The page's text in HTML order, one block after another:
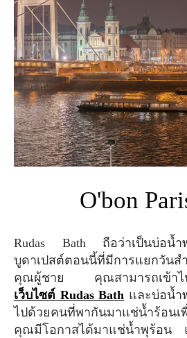
O'bon
Rudas Bath ถือว่าเป็นบ่อน้ำพุร้อนบ่อเดียวในเมือง
บูดาเปสต์ตอนนี้ที่มีการแยกวัน
คุณผู้ชาย คุณสามารถเข้าไป
เว็บไซต์ Rudas Bath และบ่อน้ำ
ไปด้วยคนที่พากันมาแช่น้ำร้อน
คุณมีโอกาสได้มาแช่น้ำพุร้อน